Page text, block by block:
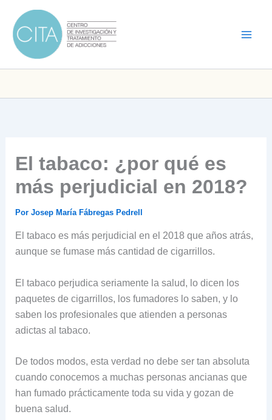
contenido
El tabaco: ¿por qué es
más perjudicial en 2018?
Por Josep María Fábregas Pedrell
El tabaco es más perjudicial en el 2018 que años atrás,
aunque se fumase más cantidad de cigarrillos.
El tabaco perjudica seriamente la salud, lo dicen los
paquetes de cigarrillos, los fumadores lo saben, y lo
saben los profesionales que atienden a personas
adictas al tabaco.
De todos modos, esta verdad no debe ser tan absoluta
cuando conocemos a muchas personas ancianas que
han fumado prácticamente toda su vida y gozan de
buena salud.